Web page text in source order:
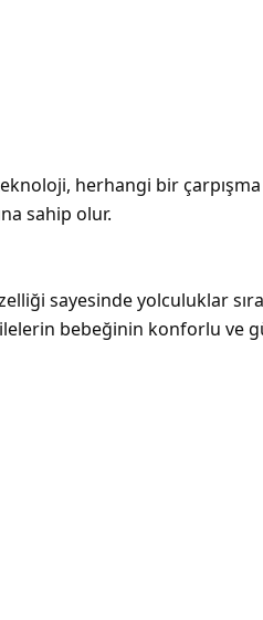
herhangi bir
sahip olur.
sayesinde yolculuklar
bebeğinin konforlu ve